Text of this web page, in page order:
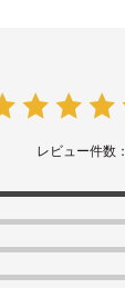
レビュー件数：